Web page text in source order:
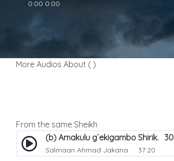
0:00 0:00
More Audios About ( )
From the same Sheikh
(b) Amakulu g`ekigambo Shirik. 30
Salmaan Ahmad Jakana 37:20